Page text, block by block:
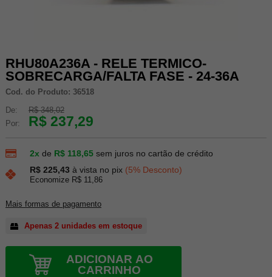
RHU80A236A - RELE TERMICO-
SOBRECARGA/FALTA FASE - 24-36A
Cod. do Produto: 36518
De:
R$ 348,02
Por:
R$ 237,29
2x de R$ 118,65 sem juros no cartão de crédito
R$ 225,43 à vista no pix (5% Desconto)
Economize R$ 11,86
Mais formas de pagamento
Apenas 2 unidades em estoque
ADICIONAR AO
CARRINHO